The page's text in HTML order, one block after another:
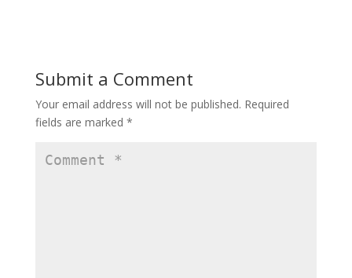
o
o
k
o
n
Submit a Comment
Your email address will not be published. Required
fields are marked *